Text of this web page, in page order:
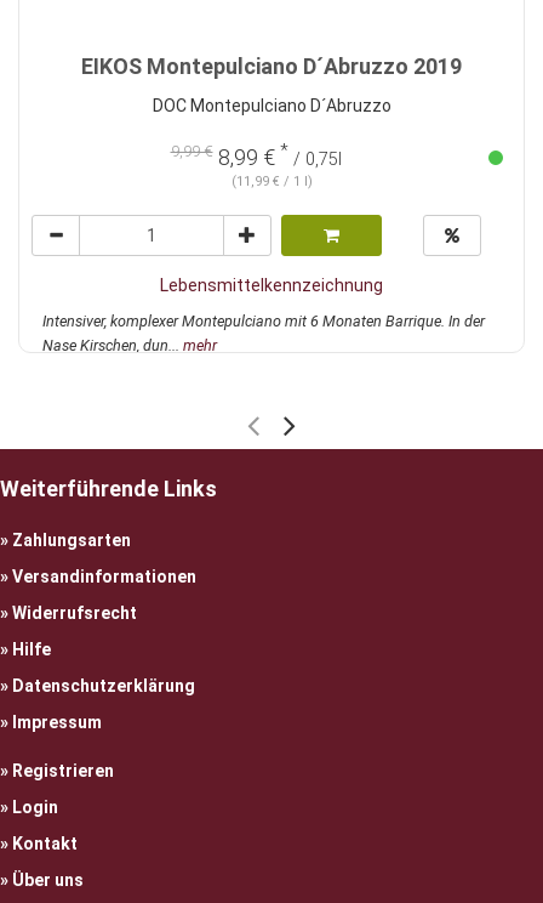
EIKOS Montepulciano D´Abruzzo 2019
DOC Montepulciano D´Abruzzo
9,99 €8,99 € * / 0,75l
(11,99 € / 1 l)
Lebensmittelkennzeichnung
Intensiver, komplexer Montepulciano mit 6 Monaten Barrique. In der
Nase Kirschen, dun... mehr
Weiterführende Links
Zahlungsarten
Versandinformationen
Widerrufsrecht
Hilfe
Datenschutzerklärung
Impressum
Registrieren
Login
Kontakt
Über uns